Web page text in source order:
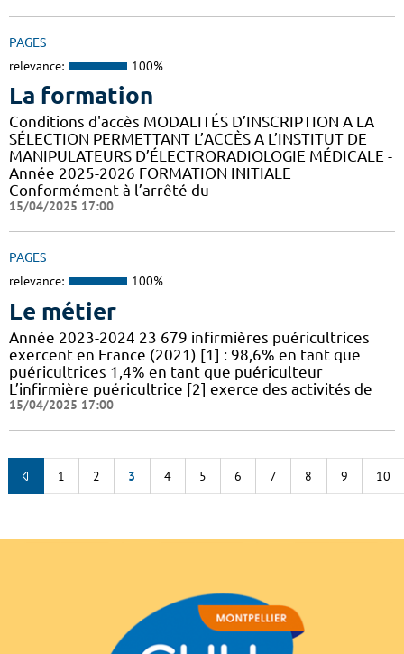
PAGES
relevance: 100%
La formation
Conditions d'accès MODALITÉS D’INSCRIPTION A LA
SÉLECTION PERMETTANT L’ACCÈS A L’INSTITUT DE
MANIPULATEURS D’ÉLECTRORADIOLOGIE MÉDICALE -
Année 2025-2026 FORMATION INITIALE
Conformément à l’arrêté du
15/04/2025 17:00
PAGES
relevance: 100%
Le métier
Année 2023-2024 23 679 infirmières puéricultrices
exercent en France (2021) [1] : 98,6% en tant que
puéricultrices 1,4% en tant que puériculteur
L’infirmière puéricultrice [2] exerce des activités de
15/04/2025 17:00
1 2 3 4 5 6 7 8 9 10